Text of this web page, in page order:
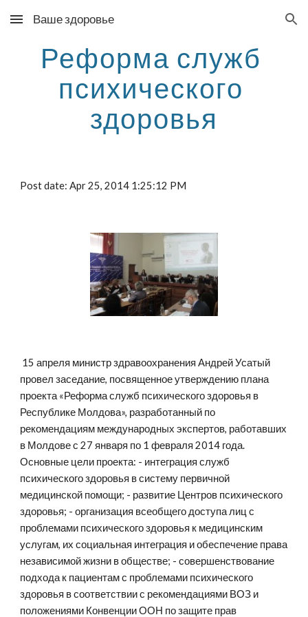
Skip to main content Skip to navigation
Ваше здоровье
Реформа служб
психического
здоровья
Post date: Apr 25, 2014 1:25:12 PM
провел заседание, посвященное утверждению плана
проекта «Реформа служб психического здоровья в
Республике Молдова», разработанный по
рекомендациям международных экспертов, работавших
в Молдове с 27 января по 1 февраля 2014 года.
Основные цели проекта: - интеграция служб
психического здоровья в систему первичной
медицинской помощи; - развитие Центров психического
здоровья; - организация всеобщего доступа лиц с
проблемами психического здоровья к медицинским
услугам, их социальная интеграция и обеспечение права
независимой жизни в обществе; - совершенствование
подхода к пациентам с проблемами психического
здоровья в соответствии с рекомендациями ВОЗ и
положениями Конвенции ООН по защите прав